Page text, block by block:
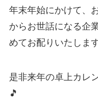
年末年始にかけて、
からお世話になる企
めてお配りいたしま
是非来年の卓上カレ
🎵